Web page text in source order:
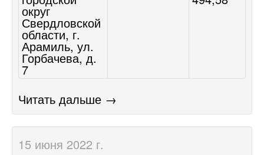
округ
Свердловской
области, г.
Арамиль, ул.
Горбачева, д.
7
Читать дальше →
15 июня 2022 г.